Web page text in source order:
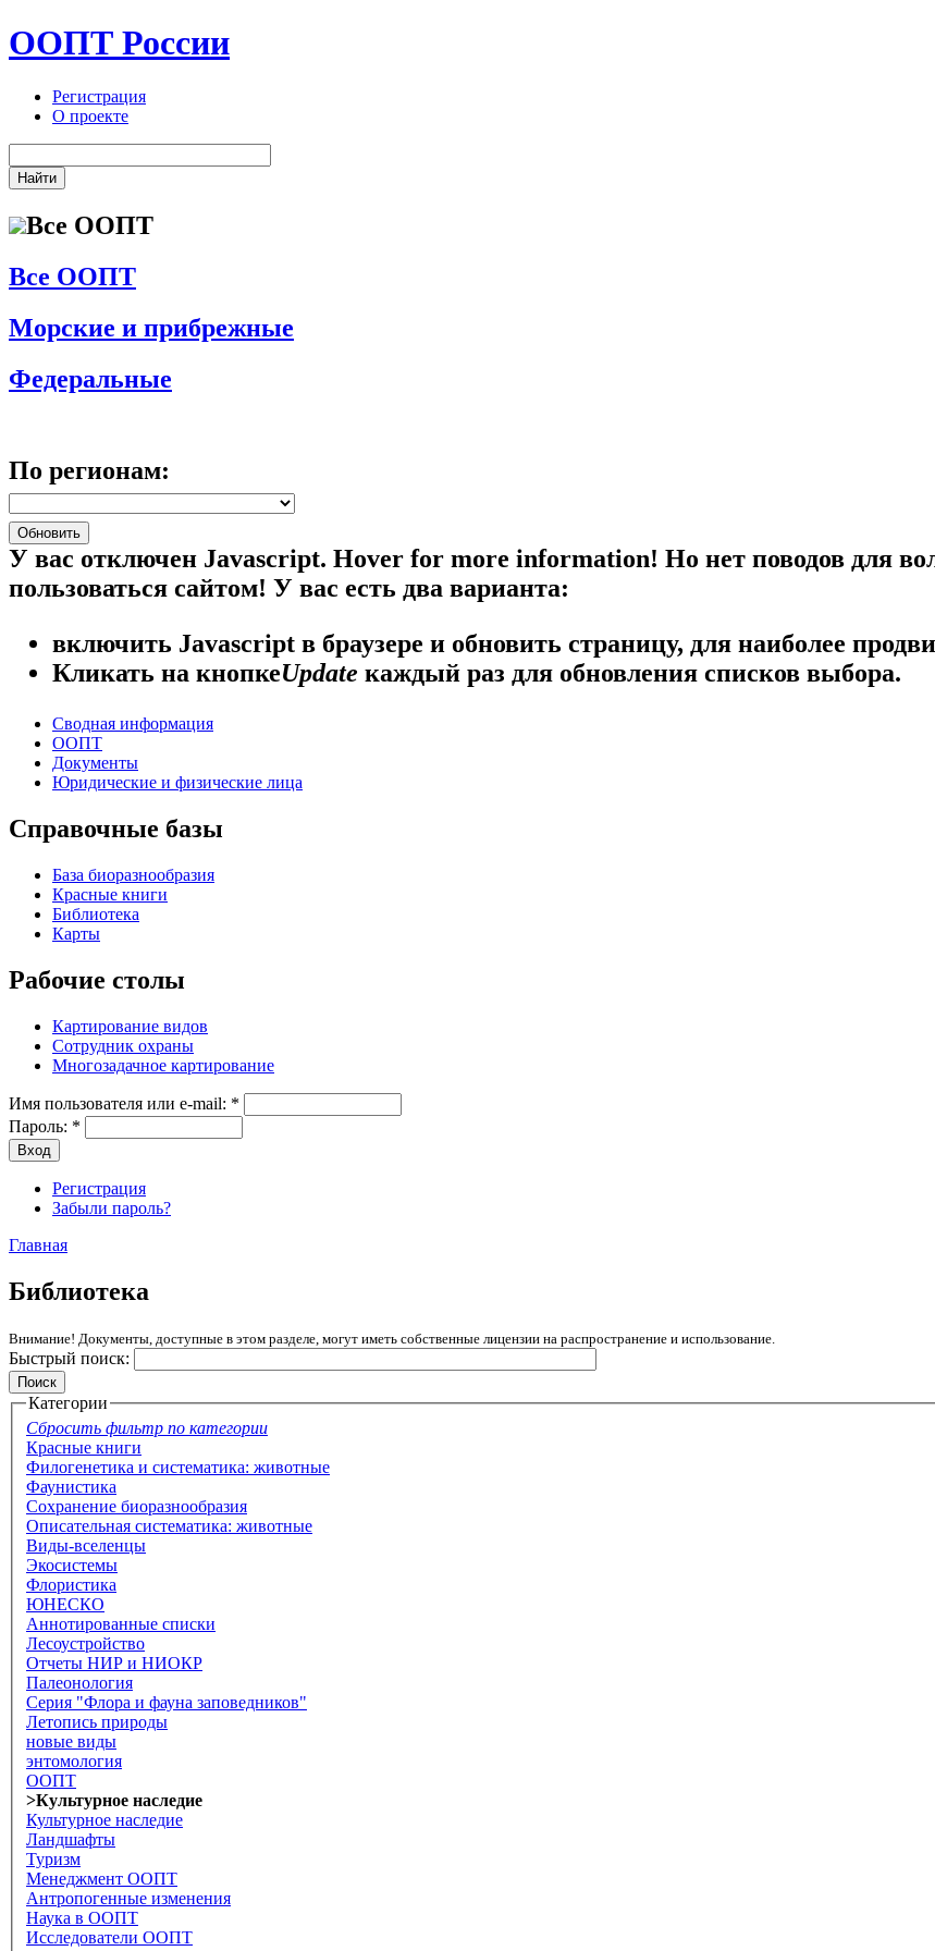
ООПТ России
Регистрация
О проекте
Все ООПТ
Все ООПТ
Морские и прибрежные
Федеральные
По регионам:
У вас отключен Javascript. Hover for more information! Но нет поводов для
пользоваться сайтом! У вас есть два варианта:
включить Javascript в браузере и обновить страницу, для наиболее
Кликать на кнопкеUpdate каждый раз для обновления списков выбора.
Сводная информация
ООПТ
Документы
Юридические и физические лица
Справочные базы
База биоразнообразия
Красные книги
Библиотека
Карты
Рабочие столы
Картирование видов
Сотрудник охраны
Многозадачное картирование
Имя пользователя или e-mail: *
Пароль: *
Регистрация
Забыли пароль?
Главная
Библиотека
Внимание! Документы, доступные в этом разделе, могут иметь собственные лицензии на распространение и использование.
Быстрый поиск:
Категории
Сбросить фильтр по категории
Красные книги
Филогенетика и систематика: животные
Фаунистика
Сохранение биоразнообразия
Описательная систематика: животные
Виды-вселенцы
Экосистемы
Флористика
ЮНЕСКО
Аннотированные списки
Лесоустройство
Отчеты НИР и НИОКР
Палеонология
Серия "Флора и фауна заповедников"
Летопись природы
новые виды
энтомология
ООПТ
>Культурное наследие
Культурное наследие
Ландшафты
Туризм
Менеджмент ООПТ
Антропогенные изменения
Наука в ООПТ
Исследователи ООПТ